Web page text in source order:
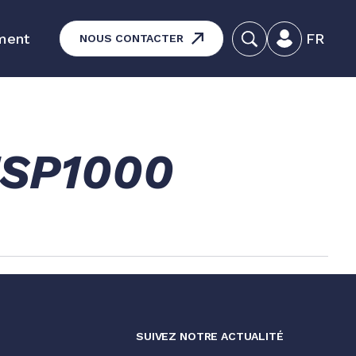
- Maintenance des
NOUS CONTACTER FR
SUIVEZ NOTRE ACTUALITÉ